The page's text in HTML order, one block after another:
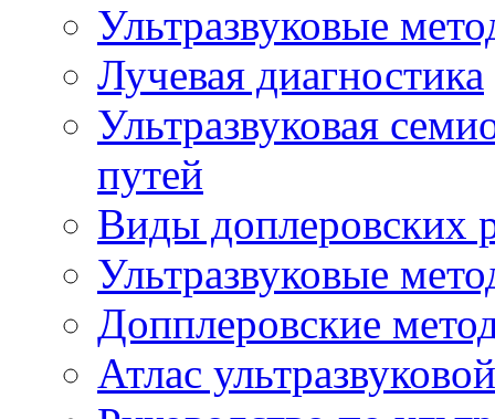
Ультразвуковые
Лучевая диагностика
Ультразвуковая
путей
Виды доплеровских
Ультразвуковые
Допплеровские
Атлас